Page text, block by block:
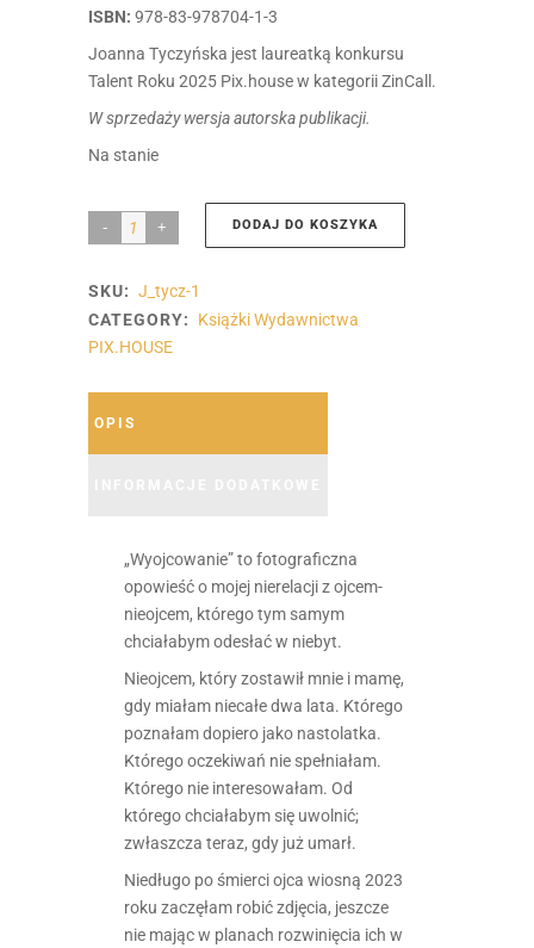
ISBN: 978-83-978704-1-3
Joanna Tyczyńska jest laureatką konkursu
Talent Roku 2025 Pix.house w kategorii ZinCall.
W sprzedaży wersja autorska publikacji.
Na stanie
WYOJCOWANIE
Joanna
Tyczyńska
DODAJ DO KOSZYKA
SKU: J_tycz-1
CATEGORY:
Książki Wydawnictwa
PIX.HOUSE
OPIS
„Wyojcowanie” to fotograficzna
opowieść o mojej nierelacji z ojcem-
nieojcem, którego tym samym
chciałabym odesłać w niebyt.
Nieojcem, który zostawił mnie i mamę,
gdy miałam niecałe dwa lata. Którego
poznałam dopiero jako nastolatka.
Którego oczekiwań nie spełniałam.
Którego nie interesowałam. Od
którego chciałabym się uwolnić;
zwłaszcza teraz, gdy już umarł.
Niedługo po śmierci ojca wiosną 2023
roku zaczęłam robić zdjęcia, jeszcze
nie mając w planach rozwinięcia ich w